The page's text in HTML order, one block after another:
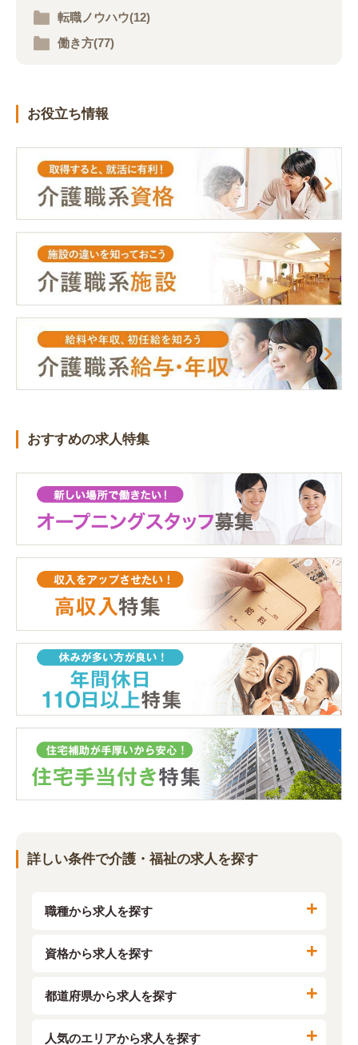
転職ノウハウ(12)
働き方(77)
お役立ち情報
おすすめの求人特集
詳しい条件で介護・福祉の求人を探す
職種から求人を探す
資格から求人を探す
都道府県から求人を探す
人気のエリアから求人を探す